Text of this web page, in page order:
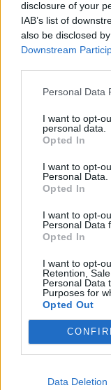
disclosure of your
IAB’s list of
also be disclosed
Downstream
Personal Data
I want to opt-
personal data.
Opted In
I want to opt-
Personal Data.
Opted In
I want to opt-
Personal Data
Opted In
I want to opt-
Retention,
Personal Data
Purposes for
Opted Out
Data Deletion
Staran
1
Kela
ikärajasta
2